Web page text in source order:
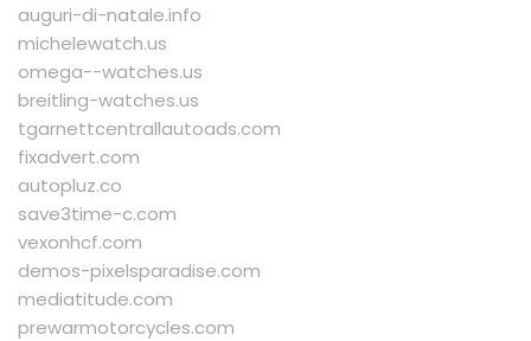
auguri-di-natale.info
michelewatch.us
omega--watches.us
breitling-watches.us
tgarnettcentrallautoads.com
fixadvert.com
autopluz.co
save3time-c.com
vexonhcf.com
demos-pixelsparadise.com
mediatitude.com
prewarmotorcycles.com